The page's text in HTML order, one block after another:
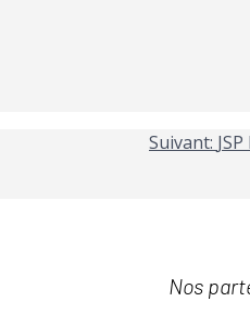
Suivant:
Nos